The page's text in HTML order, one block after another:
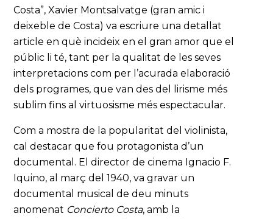
Costa”, Xavier Montsalvatge (gran amic i
deixeble de Costa) va escriure una detallat
article en què incideix en el gran amor que el
públic li té, tant per la qualitat de les seves
interpretacions com per l’acurada elaboració
dels programes, que van des del lirisme més
sublim fins al virtuosisme més espectacular.
Com a mostra de la popularitat del violinista,
cal destacar que fou protagonista d’un
documental. El director de cinema Ignacio F.
Iquino, al març del 1940, va gravar un
documental musical de deu minuts
anomenat Concierto Costa, amb la